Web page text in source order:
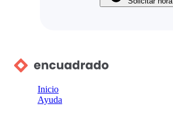
Inicio
Ayuda